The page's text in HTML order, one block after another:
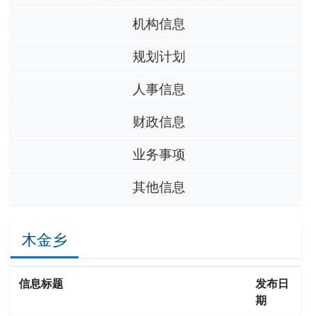
机构信息
规划计划
人事信息
财政信息
业务事项
其他信息
木金乡
信息标题
发布日
期